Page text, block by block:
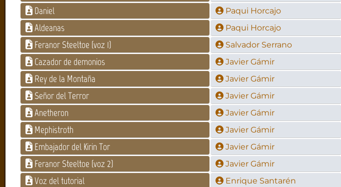
Daniel Paqui Horcajo
Aldeanas Paqui Horcajo
Feranor Steeltoe (voz 1) Salvador Serrano
Cazador de demonios Javier Gámir
Rey de la Montaña Javier Gámir
Señor del Terror Javier Gámir
Anetheron Javier Gámir
Mephistroth Javier Gámir
Embajador del Kirin Tor Javier Gámir
Feranor Steeltoe (voz 2) Javier Gámir
Voz del tutorial Enrique Santarén